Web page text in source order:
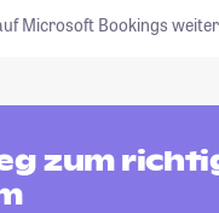
Microsoft Bookings
zum